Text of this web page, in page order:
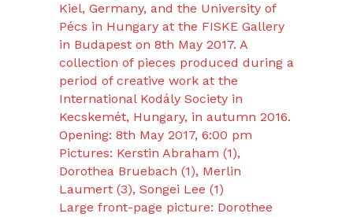
Kiel, Germany, and the University of
Pécs in Hungary at the FISKE Gallery
in Budapest on 8th May 2017. A
collection of pieces produced during a
period of creative work at the
International Kodály Society in
Kecskemét, Hungary, in autumn 2016.
Opening: 8th May 2017, 6:00 pm
Pictures: Kerstin Abraham (1),
Dorothea Bruebach (1), Merlin
Laumert (3), Songei Lee (1)
Large front-page picture: Dorothee